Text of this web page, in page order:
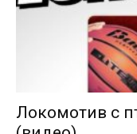
Локомотив с